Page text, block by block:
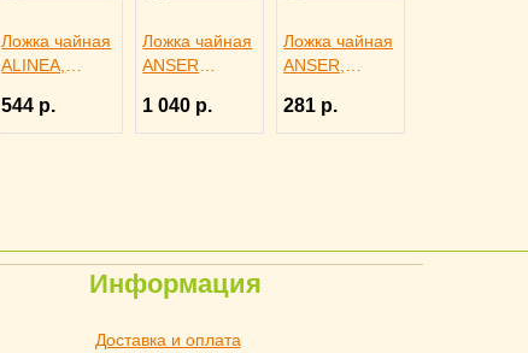
Ложка чайная
ALINEA,
3110450
544 р.
Ложка чайная
ANSER
Eternum
3110467
1 040 р.
Ложка чайная
ANSER,
3110433
281 р.
Информация
Доставка и оплата